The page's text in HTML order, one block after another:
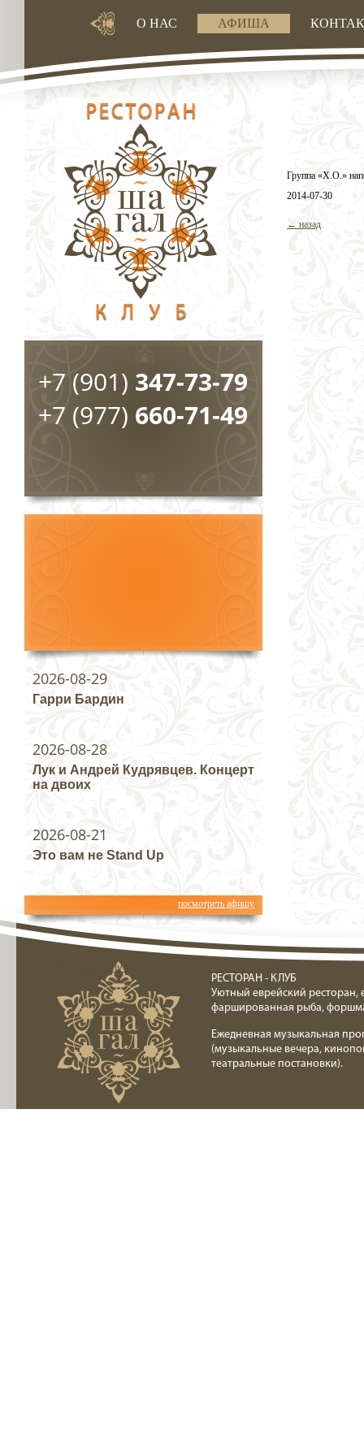
О НАС АФИША
Группа «X.O.»
2014-07-30
← назад
+7 (901) 347-73-79
+7 (977) 660-71-49
2026-08-29
Гарри Бардин
2026-08-28
Лук и Андрей Кудрявцев. Концерт
на двоих
2026-08-21
Это вам не Stand Up
посмотреть афишу
Ресторан клуб Шагал
РЕСТОРАН - КЛУБ
Уютный еврейский ресторан,
фаршированная рыба,
Ежедневная музыкальная
(музыкальные вечера,
театральные постановки).